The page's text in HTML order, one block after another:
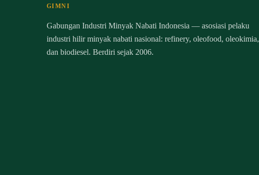
GIMNI
Gabungan Industri Minyak Nabati Indonesia — asosiasi pelaku
industri hilir minyak nabati nasional: refinery, oleofood, oleokimia,
dan biodiesel. Berdiri sejak 2006.